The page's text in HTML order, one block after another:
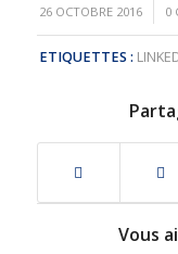
26 OCTOBRE 2016
/ 0
ETIQUETTES :
Vous